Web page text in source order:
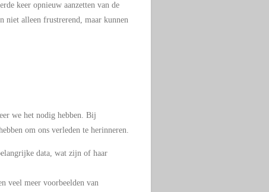
keer opnieuw aanzetten van de
niet alleen frustrerend, maar kunnen
we het nodig hebben. Bij
om ons verleden te herinneren.
data, wat zijn of haar
veel meer voorbeelden van